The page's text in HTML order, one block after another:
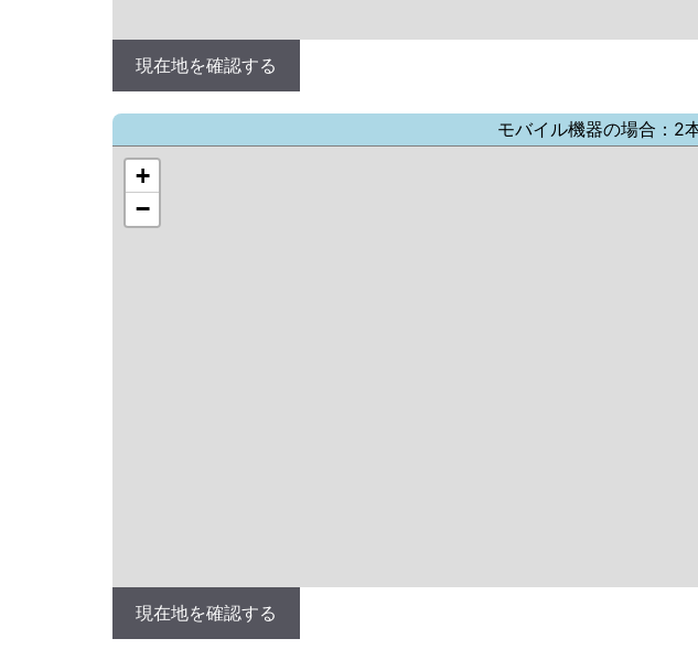
現在地を確認する
モバイル機器の場合：2
+
−
現在地を確認する